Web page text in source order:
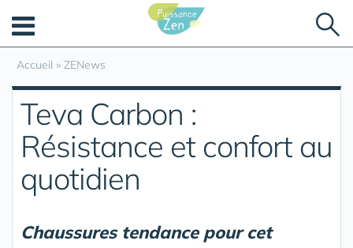
Accueil » ZENews
Teva Carbon :
Résistance et confort au
quotidien
Chaussures tendance pour cet
Panneau de gestion des cookies